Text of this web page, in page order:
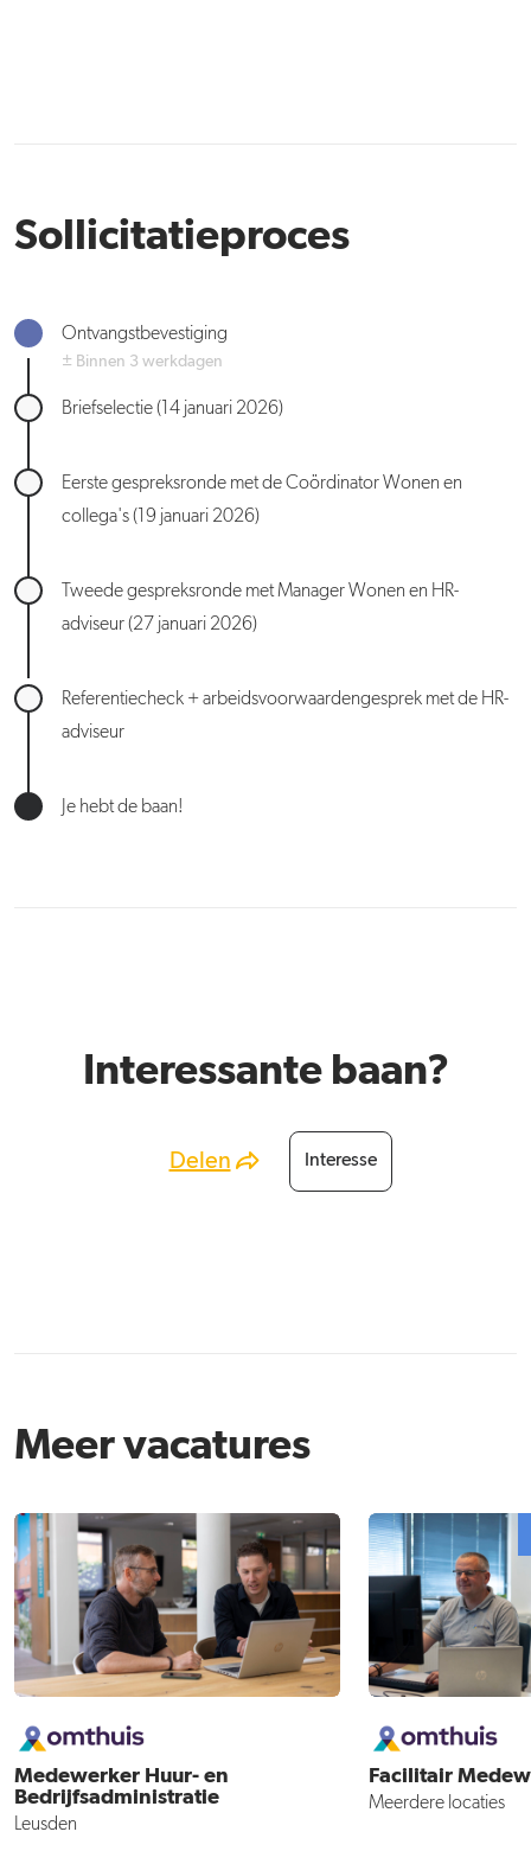
Sollicitatieproces
Ontvangstbevestiging
± Binnen 3 werkdagen
Briefselectie (14 januari 2026)
Eerste gespreksronde met de Coördinator Wonen en
collega's (19 januari 2026)
Tweede gespreksronde met Manager Wonen en HR-
adviseur (27 januari 2026)
Referentiecheck + arbeidsvoorwaardengesprek met de HR-
adviseur
Je hebt de baan!
Interessante baan?
Delen Interesse
Meer vacatures
Medewerker Huur- en
Bedrijfsadministratie
Leusden
Facilitair
Meerdere locaties